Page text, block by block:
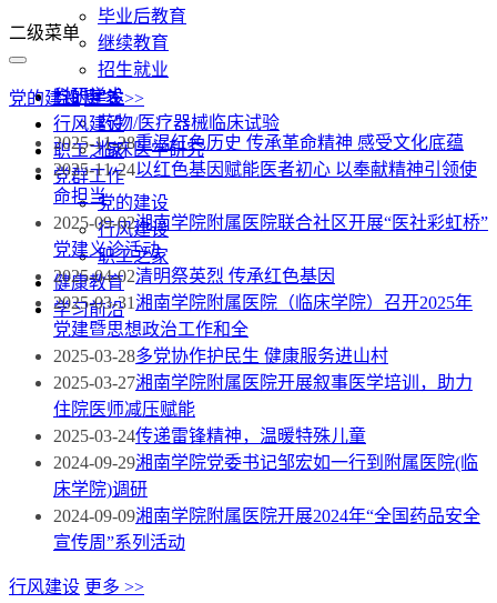
毕业后教育
继续教育
招生就业
科研学术
药物/医疗器械临床试验
临床医学研究
党群工作
党的建设
行风建设
职工之家
健康教育
学习前沿
二级菜单
党的建设
行风建设
职工之家
党的建设 更多 >>
2025-11-28重温红色历史 传承革命精神 感受文化底蕴
2025-11-24以红色基因赋能医者初心 以奉献精神引领使
命担当
2025-09-02湘南学院附属医院联合社区开展“医社彩虹桥”
党建义诊活动
2025-04-02清明祭英烈 传承红色基因
2025-03-31湘南学院附属医院（临床学院）召开2025年
党建暨思想政治工作和全
2025-03-28多党协作护民生 健康服务进山村
2025-03-27湘南学院附属医院开展叙事医学培训，助力
住院医师减压赋能
2025-03-24传递雷锋精神，温暖特殊儿童
2024-09-29湘南学院党委书记邹宏如一行到附属医院(临
床学院)调研
2024-09-09湘南学院附属医院开展2024年“全国药品安全
宣传周”系列活动
行风建设 更多 >>